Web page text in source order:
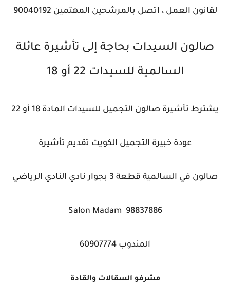
لقانون العمل ، اتصل بالمرشحين المهتمين 90040192
صالون السيدات بحاجة إلى تأشيرة عائلة
السالمية للسيدات 22 أو 18
يشترط تأشيرة صالون التجميل للسيدات المادة 18 أو 22
عودة خبيرة التجميل الكويت تقديم تأشيرة
صالون في السالمية قطعة 3 بجوار نادي النادي الرياضي
Salon Madam 98837886
المندوب 60907774
مشرفو السقالات والقادة